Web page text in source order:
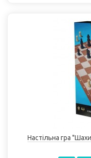
Настільна гра